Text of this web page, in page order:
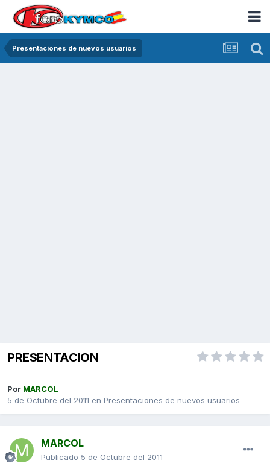
Presentaciones de nuevos usuarios
PRESENTACION
Por MARCOL
5 de Octubre del 2011 en Presentaciones de nuevos usuarios
MARCOL
Publicado 5 de Octubre del 2011